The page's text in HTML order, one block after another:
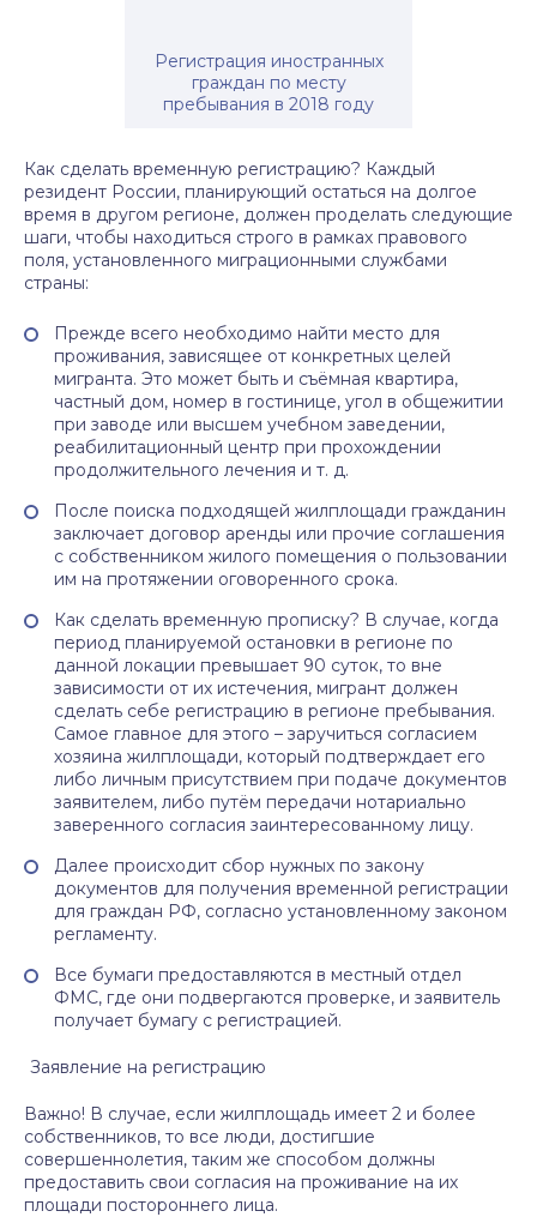
Регистрация иностранных
граждан по месту
пребывания в 2018 году
Как сделать временную регистрацию? Каждый
резидент России, планирующий остаться на долгое
время в другом регионе, должен проделать следующие
шаги, чтобы находиться строго в рамках правового
поля, установленного миграционными службами
страны:
Прежде всего необходимо найти место для
проживания, зависящее от конкретных целей
мигранта. Это может быть и съёмная квартира,
частный дом, номер в гостинице, угол в общежитии
при заводе или высшем учебном заведении,
реабилитационный центр при прохождении
продолжительного лечения и т. д.
После поиска подходящей жилплощади гражданин
заключает договор аренды или прочие соглашения
с собственником жилого помещения о пользовании
им на протяжении оговоренного срока.
Как сделать временную прописку? В случае, когда
период планируемой остановки в регионе по
данной локации превышает 90 суток, то вне
зависимости от их истечения, мигрант должен
сделать себе регистрацию в регионе пребывания.
Самое главное для этого – заручиться согласием
хозяина жилплощади, который подтверждает его
либо личным присутствием при подаче документов
заявителем, либо путём передачи нотариально
заверенного согласия заинтересованному лицу.
Далее происходит сбор нужных по закону
документов для получения временной регистрации
для граждан РФ, согласно установленному законом
регламенту.
Все бумаги предоставляются в местный отдел
ФМС, где они подвергаются проверке, и заявитель
получает бумагу с регистрацией.
Заявление на регистрацию
Важно! В случае, если жилплощадь имеет 2 и более
собственников, то все люди, достигшие
совершеннолетия, таким же способом должны
предоставить свои согласия на проживание на их
площади постороннего лица.